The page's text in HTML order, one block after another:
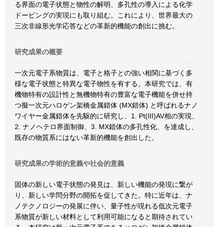
る界面の電子状態と物性の解明、多孔性の導入による化学
ドーピングの実現にも取り組む。これにより、世界最大の
三次非線形光学応答などの革新的機能の創出に挑む。
研究成果の概要
一次元電子系物質は、電子と格子との強い相関に基づく多
様な電子状態と特異な電子物性を有する。本研究では、有
機物特有の設計性と無機物特有の豊富な電子機能を併せ持
つ擬一次元ハロゲン架橋金属錯体 (MX錯体) と呼ばれるナノ
ワイヤー金属錯体を先駆的に研究し、1. Pt(III)AV相の実現、
2. ナノヘテロ界面制御、3. MX錯体の多孔性化、を達成し、
既存の物質系にはない革新的機能を創出した。
研究成果の学術的意義や社会的意義
固体の新しい電子状態の発見は、新しい機能の発現に繋が
り、新しい学問分野の開拓を促してきた。特に近年は、ナ
ノテクノロジーの発展に伴い、量子性が現れる低次元電子
系物質が新しい材料として利用可能になると期待されてい